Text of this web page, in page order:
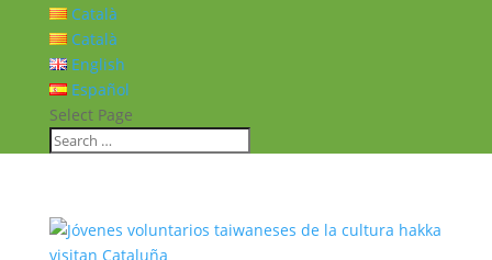
Català
Català
English
Español
Select Page